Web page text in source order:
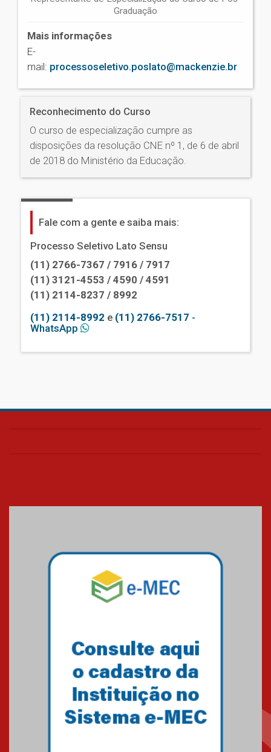
Graduação
Mais informações
E-
mail: processoseletivo.poslato@mackenzie.br
Reconhecimento do Curso
O curso de especialização cumpre as
disposições da resolução CNE nº 1, de 6 de abril
de 2018 do Ministério da Educação.
Fale com a gente e saiba mais:
Processo Seletivo Lato Sensu
(11) 2766-7367 / 7916 / 7917
(11) 3121-4553 / 4590 / 4591
(11) 2114-8237 / 8992
(11) 2114-8992 e (11) 2766-7517 -
WhatsApp